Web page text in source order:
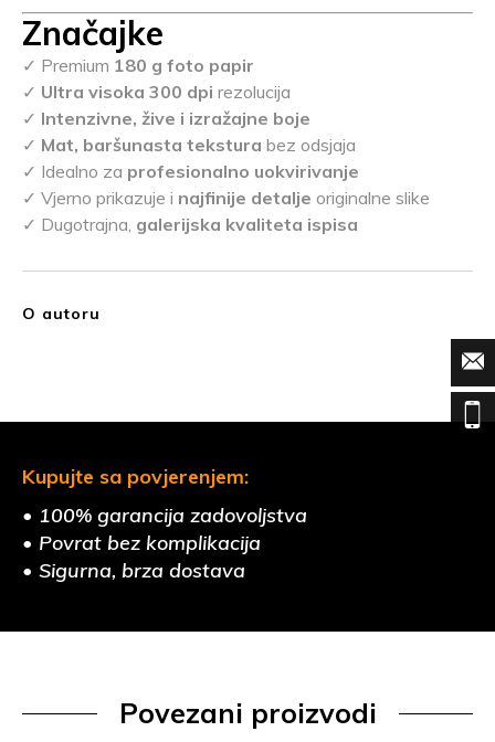
Značajke
✓ Premium 180 g foto papir
✓ Ultra visoka 300 dpi rezolucija
✓ Intenzivne, žive i izražajne boje
✓ Mat, baršunasta tekstura bez odsjaja
✓ Idealno za profesionalno uokvirivanje
✓ Vjerno prikazuje i najfinije detalje originalne slike
✓ Dugotrajna, galerijska kvaliteta ispisa
O autoru
Kupujte sa povjerenjem:
• 100% garancija zadovoljstva
• Povrat bez komplikacija
• Sigurna, brza dostava
Povezani proizvodi